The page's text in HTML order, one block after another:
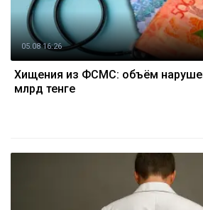
05.08 16:26
Хищения из ФСМС: объём
млрд тенге